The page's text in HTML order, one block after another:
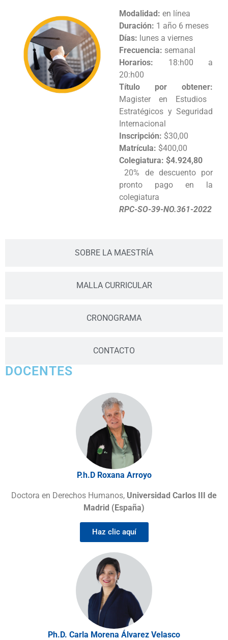
SOBRE LA MAESTRÍA
MALLA CURRICULAR
CRONOGRAMA
CONTACTO
Modalidad: en línea
Duración: 1 año 6 meses
Días: lunes a viernes
Frecuencia: semanal
Horarios: 18:h00 a
20:h00
Título por obtener:
Magister en Estudios
Estratégicos y Seguridad
Internacional
Inscripción: $30,00
Matrícula: $400,00
Colegiatura: $4.924,80
20% de descuento por
pronto pago en la
colegiatura
RPC-SO-39-NO.361-2022
DOCENTES
P.h.D Roxana Arroyo
Doctora en Derechos Humanos, Universidad Carlos III de
Madrid (España)
Haz clic aquí
Ph.D. Carla Morena Álvarez Velasco